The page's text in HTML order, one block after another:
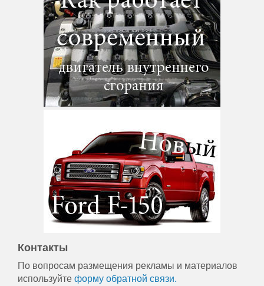
Контакты
По вопросам размещения рекламы и материалов
используйтеформу обратной связи.